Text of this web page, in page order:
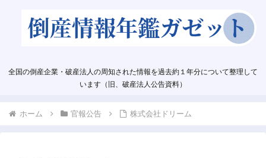
全国の倒産企業・破産法人の周知された情報を過去約１年分について整理して
います（旧、破産法人公告資料）
ホーム 官報公告 株式会社ドリーム